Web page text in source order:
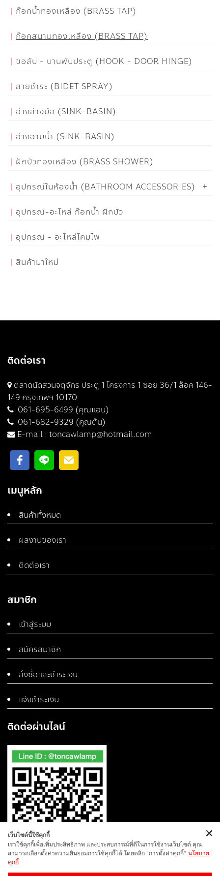
ก๊อกน้ำทองเหลือง (BRASS TAP)
ก๊อกสนามทองเหลือง (BRASS TAP)
ขอสับ - บานพับประตู (HOOK - DOOR HINGE)
สายชำระ (BIDET SPRAY)
อ่างล้างมือ (SINK-BASIN)
อ่างอาบน้ำ (SINK-BASIN)
ฝักบัวทองเหลือง (BRASS SHOWER)
อุปกรณ์ในห้องน้ำ (BATHROOM ACCESSORIES)
อุปกรณ์-อะไหล่ ก๊อกน้ำ ฝักบัว
อุปกรณ์ - อะไหล่โคมไฟ
สินค้ามาใหม่
ติดต่อเรา
ตลาดนัดสวนจตุจักร ประตู 1 โครงการ 1 ซอย 36/1 ล็อค 146-
149 กรุงเทพฯ 10170
061-695-6499 (คุณแอน)
061-682-9329 (คุณต้น)
E-mail : toncawlamp@hotmail.com
เมนูหลัก
สินค้าทั้งหมด
ผลงานของเรา
ติดต่อเรา
สมาชิก
เข้าสู่ระบบ
สมัครสมาชิก
สั่งซื้อและชำระเงิน
แจ้งชำระเงิน
ติดต่อผ่านไลน์
เว็บไซต์นี้ใช้คุกกี้
เราใช้คุกกี้เพื่อเพิ่มประสิทธิภาพ และประสบการณ์ที่ดีในการใช้งานเว็บไซต์ คุณ
สามารถเลือกตั้งค่าความยินยอมการใช้คุกกี้ได้ โดยคลิก "การตั้งค่าคุกกี้" นโยบาย
คุกกี้